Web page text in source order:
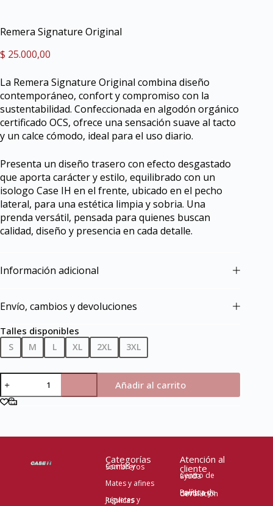
Remera Signature Original
$ 25.000,00
La Remera Signature Original combina diseño
contemporáneo, confort y compromiso con la
sustentabilidad. Confeccionada en algodón orgánico
certificado OCS, ofrece una sensación suave al tacto
y un calce cómodo, ideal para el uso diario.
Presenta un diseño trasero con efecto desgastado
que aporta carácter y estilo, equilibrado con un
isologo Case IH en el frente, ubicado en el pecho
lateral, para una estética limpia y sobria. Una
prenda versátil, pensada para quienes buscan
calidad, diseño y presencia en cada detalle.
Información adicional
Envío, cambios y devoluciones
Talles disponibles
S M L XL 2XL 3XL
Añadir al carrito
Categorías
Gorras y Sombreros
Mates y afines
Juguetes y Réplicas
Atención al
cliente
Centro de ayuda
Política de cambio y devolución